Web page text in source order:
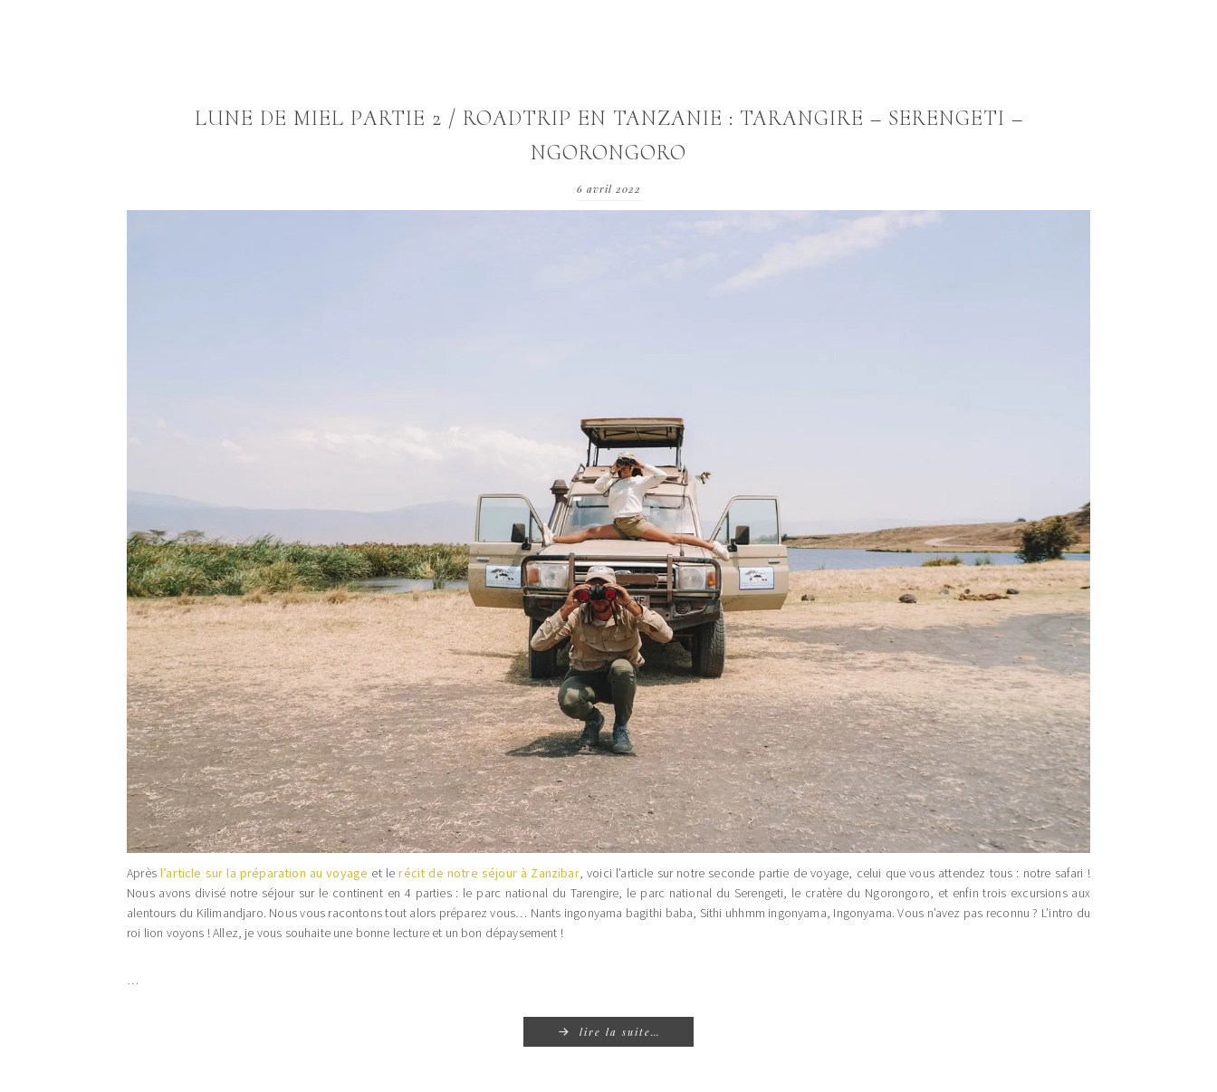
LUNE DE MIEL PARTIE 2 / ROADTRIP EN TANZANIE : TARANGIRE – SERENGETI –
NGORONGORO
6 avril 2022
Aprèsl’article sur la préparation au voyage et lerécit de notre séjour à Zanzibar, voici l’article sur notre seconde partie de voyage, celui que vous attendez tous : notre safari !
Nous avons divisé notre séjour sur le continent en 4 parties : le parc national du Tarengire, le parc national du Serengeti, le cratère du Ngorongoro, et enfin trois excursions aux
alentours du Kilimandjaro. Nous vous racontons tout alors préparez vous… Nants ingonyama bagithi baba, Sithi uhhmm ingonyama, Ingonyama. Vous n’avez pas reconnu ? L’intro du
roi lion voyons ! Allez, je vous souhaite une bonne lecture et un bon dépaysement !
…
lire la suite…